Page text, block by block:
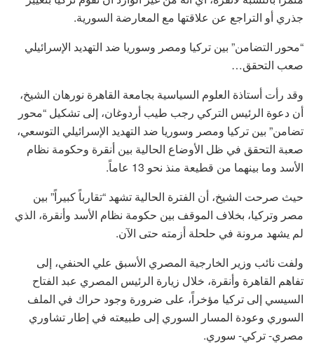
جذري أو التراجع عن علاقتها مع المعارضة السورية.
“محور التضامن” بين تركيا ومصر وسوريا ضد التهديد الإسرائيلي
صعب التحقق…
وقد رأت أستاذة العلوم السياسية بجامعة القاهرة نورهان الشيخ،
أن دعوة الرئيس التركي رجب طيب أردوغان، إلى تشكيل “محور
تضامن” بين تركيا ومصر وسوريا ضد التهديد الإسرائيلي التوسعي،
صعبة التحقق في ظل الأوضاع الحالية بين أنقرة وحكومة نظام
الأسد وما بينهما من قطيعة منذ نحو 13 عاماً.
حيث صرحت الشيخ، أن الفترة الحالية تشهد “تقارباً كبيراً” بين
مصر وتركيا، بخلاف الموقف بين حكومة نظام الأسد وأنقرة، الذي
لم يشهد مرونة في حلحلة أزمته حتى الآن.
ولفت نائب وزير الخارجية المصري الأسبق علي الحنفي، إلى
تفاهم القاهرة وأنقرة، خلال زيارة الرئيس المصري عبد الفتاح
السيسي إلى تركيا مؤخراً، على ضرورة وجود حراك في الملف
السوري وعودة المسار السوري إلى طبيعته في إطار تشاوري
مصري- تركي- سوري.